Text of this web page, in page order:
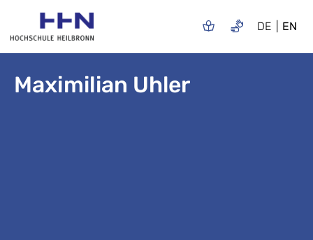
DE EN
Maximilian Uhler